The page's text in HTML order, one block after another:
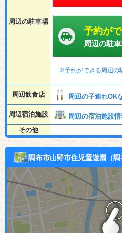
周辺の駐車場
予約が
周辺の駐
※予約ができる周辺の
周辺飲食店 周辺の子連れOK
周辺宿泊施設
周辺の宿泊施設
その他
調布市山野市住児童遊園（